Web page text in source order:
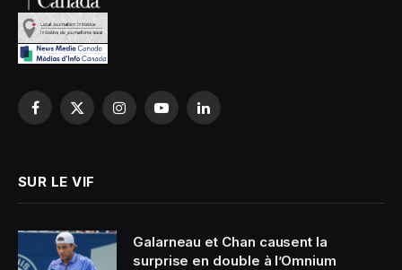
Facebook
X
InstagramYouTubeLinkedIn
SUR LE VIF
Galarneau et Chan causent la
surprise en double à l’Omnium